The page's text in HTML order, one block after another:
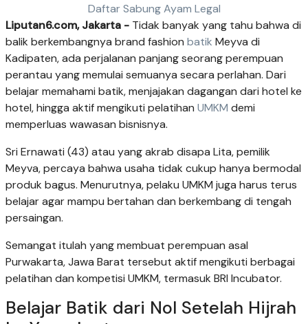
Daftar Sabung Ayam Legal
Liputan6.com, Jakarta - Tidak banyak yang tahu bahwa di
balik berkembangnya brand fashion batik Meyva di
Kadipaten, ada perjalanan panjang seorang perempuan
perantau yang memulai semuanya secara perlahan. Dari
belajar memahami batik, menjajakan dagangan dari hotel ke
hotel, hingga aktif mengikuti pelatihan UMKM demi
memperluas wawasan bisnisnya.
Sri Ernawati (43) atau yang akrab disapa Lita, pemilik
Meyva, percaya bahwa usaha tidak cukup hanya bermodal
produk bagus. Menurutnya, pelaku UMKM juga harus terus
belajar agar mampu bertahan dan berkembang di tengah
persaingan.
Semangat itulah yang membuat perempuan asal
Purwakarta, Jawa Barat tersebut aktif mengikuti berbagai
pelatihan dan kompetisi UMKM, termasuk BRI Incubator.
Belajar Batik dari Nol Setelah Hijrah